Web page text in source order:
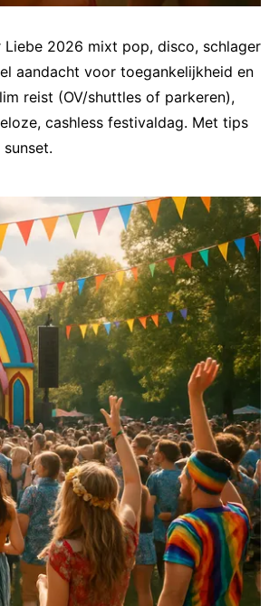
2026 mixt pop, disco, schlager
aandacht voor toegankelijkheid en
reist (OV/shuttles of parkeren),
cashless festivaldag. Met tips